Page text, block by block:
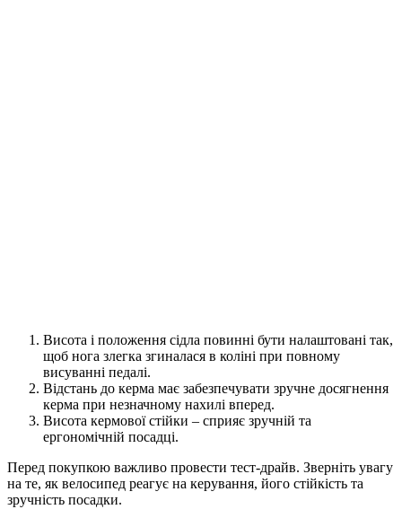
Висота і положення сідла повинні бути налаштовані так,
щоб нога злегка згиналася в коліні при повному
висуванні педалі.
Відстань до керма має забезпечувати зручне досягнення
керма при незначному нахилі вперед.
Висота кермової стійки – сприяє зручній та
ергономічній посадці.
Перед покупкою важливо провести тест-драйв. Зверніть увагу
на те, як велосипед реагує на керування, його стійкість та
зручність посадки.